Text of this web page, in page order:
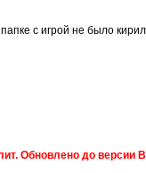
с игрой не было
Обновлено до версии